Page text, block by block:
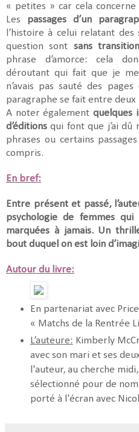
« petites » car cela
Les passages d’un
l’histoire à celui relatant
question sont sans
phrase d’amorce: cela
déroutant qui fait que je
n’avais pas sauté des
paragraphe se fait entre
A noter également quelques
d’éditions qui font que j’ai dû
phrases ou certains
compris.
En bref:
Entre présent et passé,
psychologie de femmes
marquées à jamais. Un
bout duquel on est loin
Autour du livre:
En partenariat avec
« Matchs de la Rentrée
L’auteure: Kimberly
avec son mari et ses
l'auteur, au cherche
sélectionné pour de
porté à l'écran avec